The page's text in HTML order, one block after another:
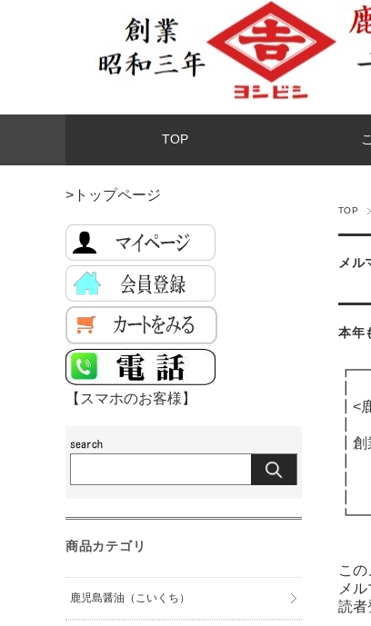
TOP
TOP
メル
本年
┃<
┃
┃
こ
メ
読者
>トップページ
【スマホのお客様】
商品カテゴリ
鹿児島醤油（こいくち）